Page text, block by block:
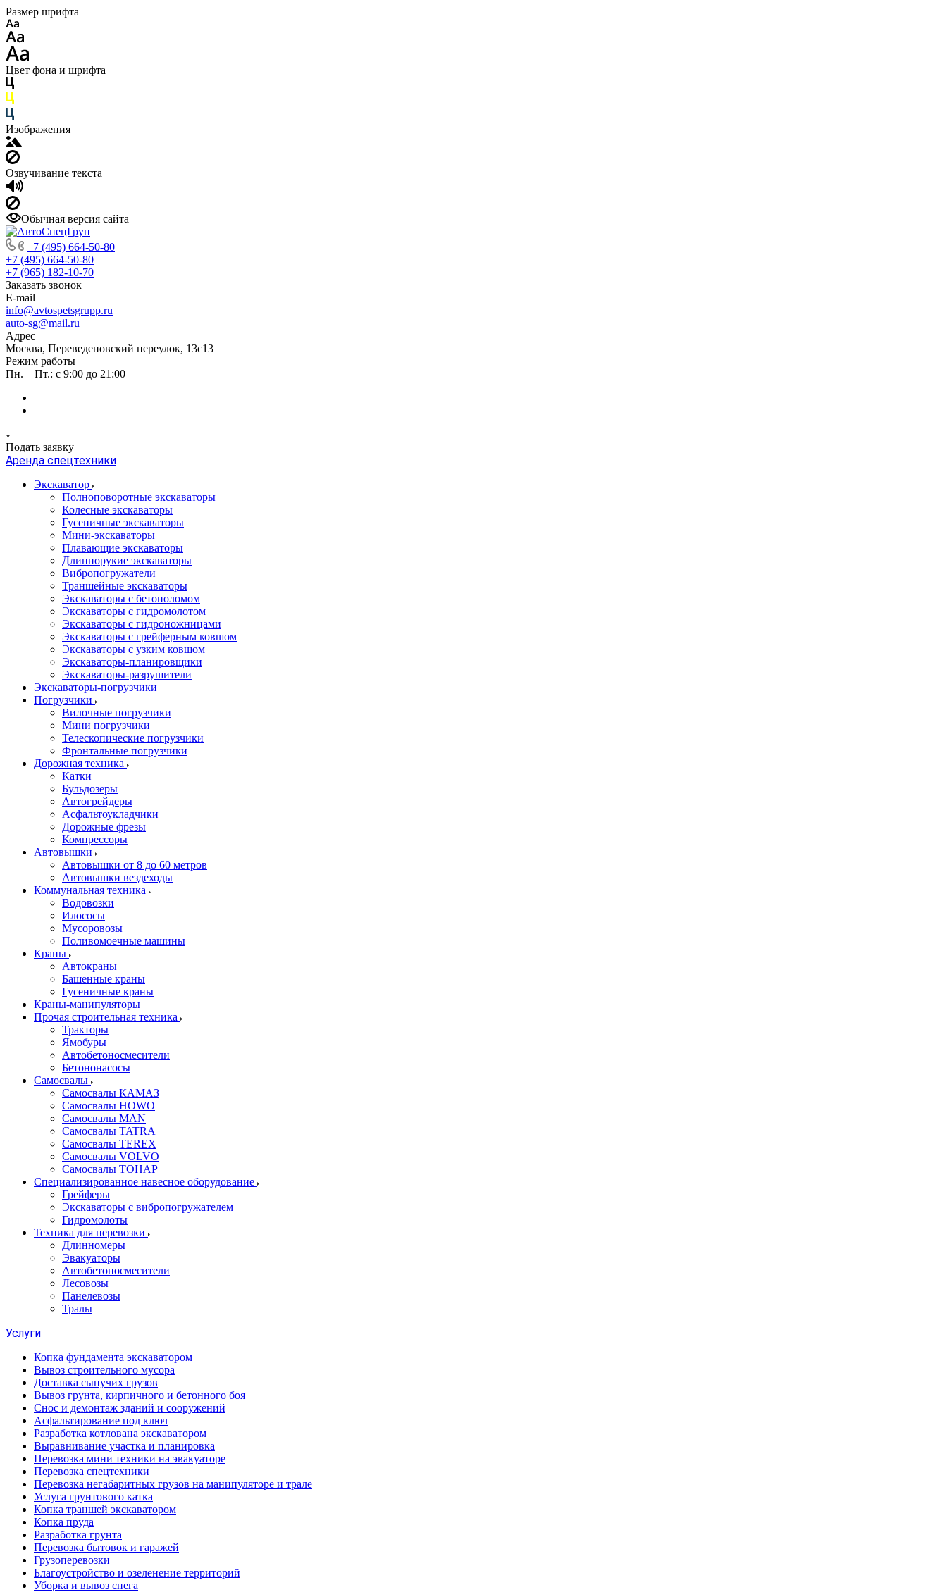
Размер шрифта
Цвет фона и шрифта
Изображения
Озвучивание текста
Обычная версия сайта
+7 (495) 664-50-80
+7 (495) 664-50-80
+7 (965) 182-10-70
Заказать звонок
E-mail
info@avtospetsgrupp.ru
auto-sg@mail.ru
Адрес
Москва, Переведеновский переулок, 13с13
Режим работы
Пн. – Пт.: с 9:00 до 21:00
Подать заявку
Аренда спецтехники
Экскаватор
Полноповоротные экскаваторы
Колесные экскаваторы
Гусеничные экскаваторы
Мини-экскаваторы
Плавающие экскаваторы
Длиннорукие экскаваторы
Вибропогружатели
Траншейные экскаваторы
Экскаваторы с бетоноломом
Экскаваторы с гидромолотом
Экскаваторы с гидроножницами
Экскаваторы с грейферным ковшом
Экскаваторы с узким ковшом
Экскаваторы-планировщики
Экскаваторы-разрушители
Экскаваторы-погрузчики
Погрузчики
Вилочные погрузчики
Мини погрузчики
Телескопические погрузчики
Фронтальные погрузчики
Дорожная техника
Катки
Бульдозеры
Автогрейдеры
Асфальтоукладчики
Дорожные фрезы
Компрессоры
Автовышки
Автовышки от 8 до 60 метров
Автовышки вездеходы
Коммунальная техника
Водовозки
Илососы
Мусоровозы
Поливомоечные машины
Краны
Автокраны
Башенные краны
Гусеничные краны
Краны-манипуляторы
Прочая строительная техника
Тракторы
Ямобуры
Автобетоносмесители
Бетононасосы
Самосвалы
Самосвалы КАМАЗ
Самосвалы HOWO
Самосвалы MAN
Самосвалы TATRA
Самосвалы TEREX
Самосвалы VOLVO
Самосвалы ТОНАР
Специализированное навесное оборудование
Грейферы
Экскаваторы с вибропогружателем
Гидромолоты
Техника для перевозки
Длинномеры
Эвакуаторы
Автобетоносмесители
Лесовозы
Панелевозы
Тралы
Услуги
Копка фундамента экскаватором
Вывоз строительного мусора
Доставка сыпучих грузов
Вывоз грунта, кирпичного и бетонного боя
Снос и демонтаж зданий и сооружений
Асфальтирование под ключ
Разработка котлована экскаватором
Выравнивание участка и планировка
Перевозка мини техники на эвакуаторе
Перевозка спецтехники
Перевозка негабаритных грузов на манипуляторе и трале
Услуга грунтового катка
Копка траншей экскаватором
Копка пруда
Разработка грунта
Перевозка бытовок и гаражей
Грузоперевозки
Благоустройство и озеленение территорий
Уборка и вывоз снега